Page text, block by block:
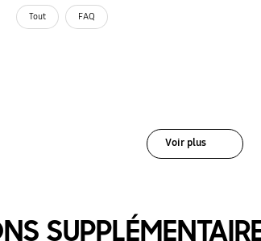
Tout FAQ
Voir plus